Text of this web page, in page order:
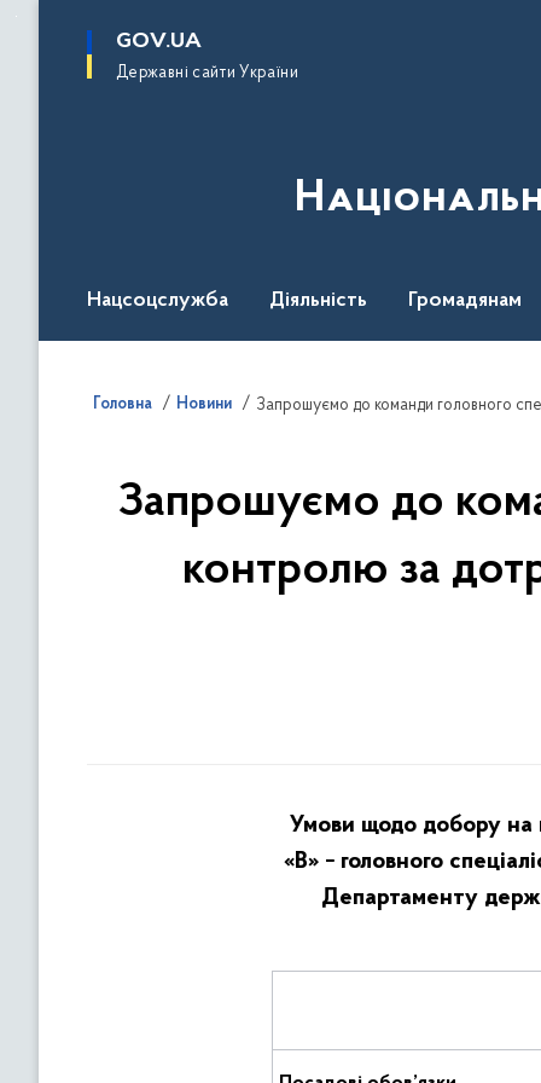
основного
GOV.UA
Державні сайти України
Нацсоцслужба Діяльність Громадянам
Головна Новини
Запрошуємо до
контролю за
Умови щодо добору на
«В» − головного
Департаменту